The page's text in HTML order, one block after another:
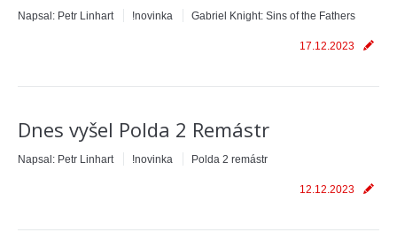
Napsal: Petr Linhart !novinka Gabriel Knight: Sins of the Fathers
17.12.2023
Dnes vyšel Polda 2 Remástr
Napsal: Petr Linhart !novinka Polda 2 remástr
12.12.2023